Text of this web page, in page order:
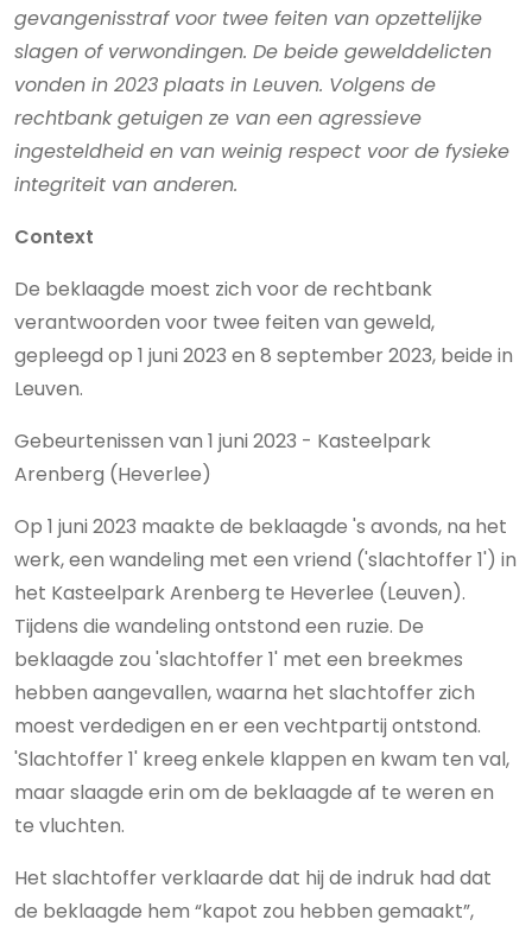
gevangenisstraf voor twee feiten van opzettelijke
slagen of verwondingen. De beide gewelddelicten
vonden in 2023 plaats in Leuven. Volgens de
rechtbank getuigen ze van een agressieve
ingesteldheid en van weinig respect voor de fysieke
integriteit van anderen.
Context
De beklaagde moest zich voor de rechtbank
verantwoorden voor twee feiten van geweld,
gepleegd op 1 juni 2023 en 8 september 2023, beide in
Leuven.
Gebeurtenissen van 1 juni 2023 - Kasteelpark
Arenberg (Heverlee)
Op 1 juni 2023 maakte de beklaagde 's avonds, na het
werk, een wandeling met een vriend ('slachtoffer 1') in
het Kasteelpark Arenberg te Heverlee (Leuven).
Tijdens die wandeling ontstond een ruzie. De
beklaagde zou 'slachtoffer 1' met een breekmes
hebben aangevallen, waarna het slachtoffer zich
moest verdedigen en er een vechtpartij ontstond.
'Slachtoffer 1' kreeg enkele klappen en kwam ten val,
maar slaagde erin om de beklaagde af te weren en
te vluchten.
Het slachtoffer verklaarde dat hij de indruk had dat
de beklaagde hem “kapot zou hebben gemaakt”,